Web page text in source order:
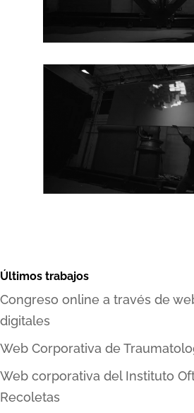
Últimos trabajos
Congreso online a través de
digitales
Web Corporativa de
Web corporativa del Instituto
Recoletas